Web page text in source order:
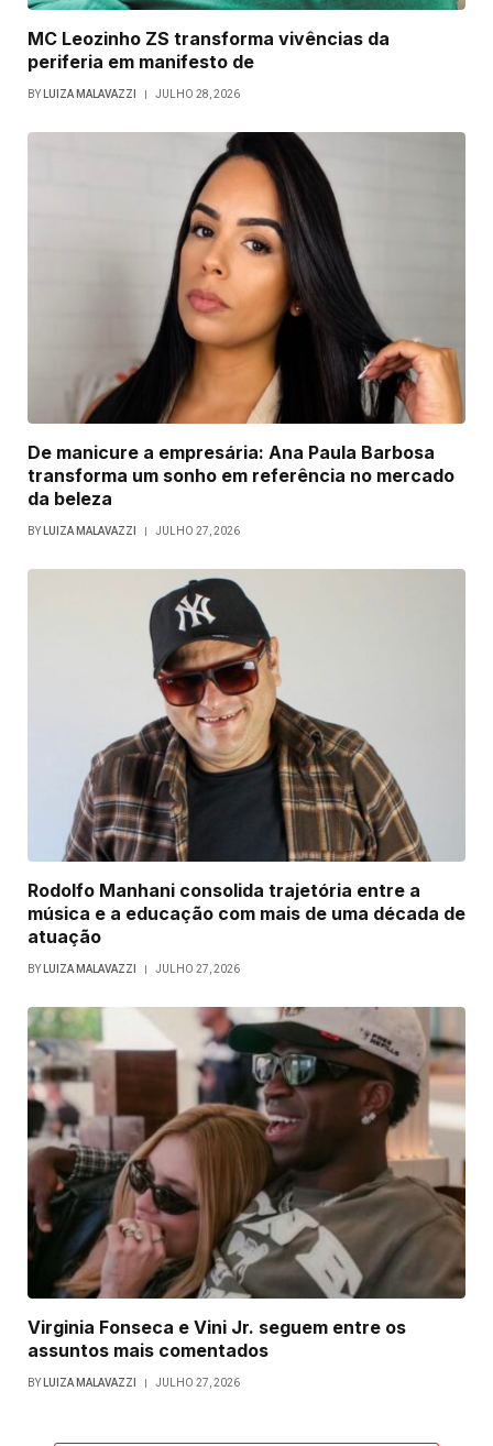
MC Leozinho ZS transforma vivências da
periferia em manifesto de
BY LUIZA MALAVAZZI JULHO 28, 2026
De manicure a empresária: Ana Paula Barbosa
transforma um sonho em referência no mercado
da beleza
BY LUIZA MALAVAZZI JULHO 27, 2026
Rodolfo Manhani consolida trajetória entre a
música e a educação com mais de uma década de
atuação
BY LUIZA MALAVAZZI JULHO 27, 2026
Virginia Fonseca e Vini Jr. seguem entre os
assuntos mais comentados
BY LUIZA MALAVAZZI JULHO 27, 2026